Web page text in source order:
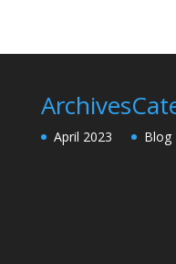
Archives
April 2023 Blog